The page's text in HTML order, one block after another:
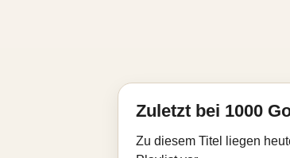
Zuletzt bei 1000
Zu diesem Titel liegen